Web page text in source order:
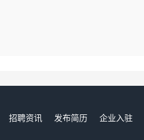
招聘资讯 发布简历 企业入驻